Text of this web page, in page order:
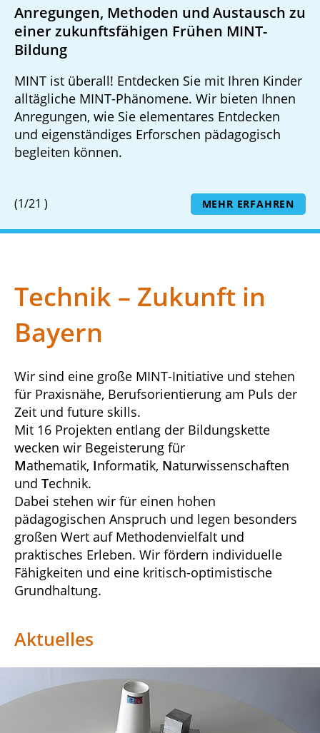
Anregungen, Methoden und Austausch zu
einer zukunftsfähigen Frühen MINT-
Bildung
MINT ist überall! Entdecken Sie mit Ihren Kinder
alltägliche MINT-Phänomene. Wir bieten Ihnen
Anregungen, wie Sie elementares Entdecken
und eigenständiges Erforschen pädagogisch
begleiten können.
MEHR ERFAHREN
(Projekt
1/von
21 )
Technik – Zukunft in
Bayern
Wir sind eine große MINT-Initiative und stehen
für Praxisnähe, Berufsorientierung am Puls der
Zeit und future skills.
Mit 16 Projekten entlang der Bildungskette
wecken wir Begeisterung für
Mathematik, Informatik, Naturwissenschaften
und Technik.
Dabei stehen wir für einen hohen
pädagogischen Anspruch und legen besonders
großen Wert auf Methodenvielfalt und
praktisches Erleben. Wir fördern individuelle
Fähigkeiten und eine kritisch-optimistische
Grundhaltung.
Aktuelles